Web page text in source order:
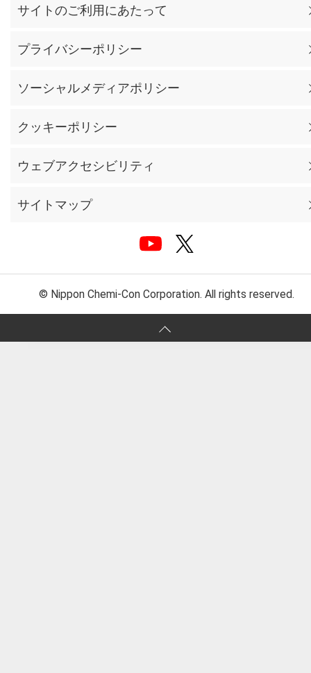
サイトのご利用にあたって
プライバシーポリシー
ソーシャルメディアポリシー
クッキーポリシー
ウェブアクセシビリティ
サイトマップ
© Nippon Chemi-Con Corporation. All rights reserved.